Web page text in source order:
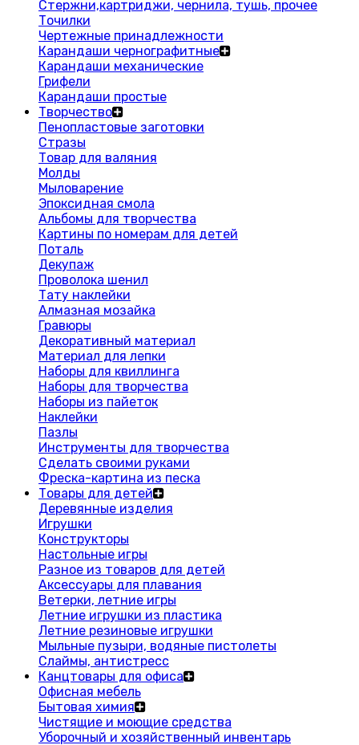
Стержни,картриджи, чернила, тушь, прочее
Точилки
Чертежные принадлежности
Карандаши чернографитные
Карандаши механические
Грифели
Карандаши простые
Творчество
Пенопластовые заготовки
Стразы
Товар для валяния
Молды
Мыловарение
Эпоксидная смола
Альбомы для творчества
Картины по номерам для детей
Поталь
Декупаж
Проволока шенил
Тату наклейки
Алмазная мозайка
Гравюры
Декоративный материал
Материал для лепки
Наборы для квиллинга
Наборы для творчества
Наборы из пайеток
Наклейки
Пазлы
Инструменты для творчества
Сделать своими руками
Фреска-картина из песка
Товары для детей
Деревянные изделия
Игрушки
Конструкторы
Настольные игры
Разное из товаров для детей
Аксессуары для плавания
Ветерки, летние игры
Летние игрушки из пластика
Летние резиновые игрушки
Мыльные пузыри, водяные пистолеты
Слаймы, антистресс
Канцтовары для офиса
Офисная мебель
Бытовая химия
Чистящие и моющие средства
Уборочный и хозяйственный инвентарь